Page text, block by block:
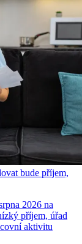
bude příjem,
2026 na
příjem, úřad
aktivitu